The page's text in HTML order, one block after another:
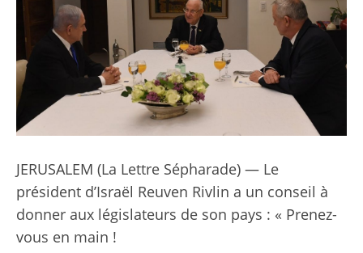
JERUSALEM (La Lettre Sépharade) — Le
président d’Israël Reuven Rivlin a un conseil à
donner aux législateurs de son pays : « Prenez-
vous en main !